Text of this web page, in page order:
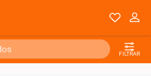
FILTRAR